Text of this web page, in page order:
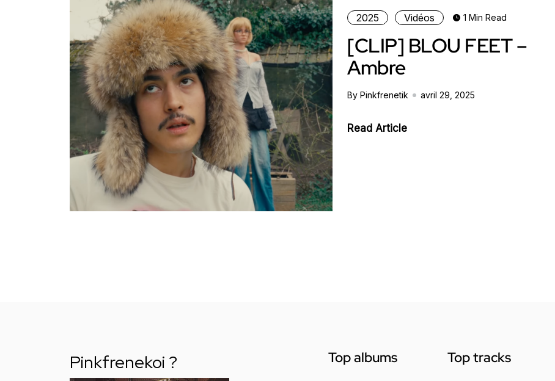
2025 Vidéos 1 Min Read
[CLIP] BLOU FEET –
Ambre
By Pinkfrenetik avril 29, 2025
Read Article
Pinkfrenekoi ? Top albums Top tracks